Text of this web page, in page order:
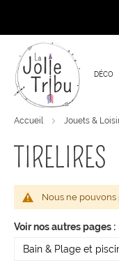
DÉCO
Accueil Jouets &
TIRELIRES
Nous ne pouvons
Voir nos autres pages :
Bain & Plage et